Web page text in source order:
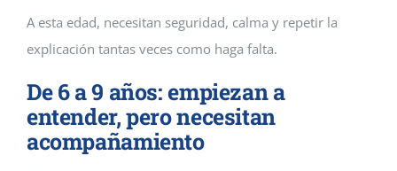
A esta edad, necesitan seguridad, calma y repetir la
explicación tantas veces como haga falta.
De 6 a 9 años: empiezan a
entender, pero necesitan
acompañamiento